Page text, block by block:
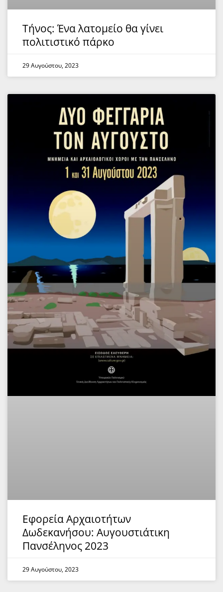
Τήνος: Ένα λατομείο θα γίνει
πολιτιστικό πάρκο
29 Αυγούστου, 2023
Εφορεία Αρχαιοτήτων
Δωδεκανήσου: Αυγουστιάτικη
Πανσέληνος 2023
29 Αυγούστου, 2023